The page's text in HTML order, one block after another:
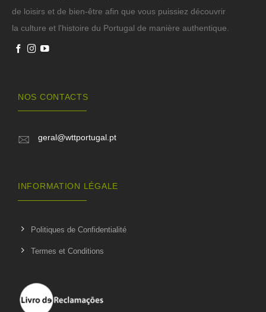
de loisirs et de bien-être afin que vous puissiez découvrir
la culture et l'histoire du Portugal de manière authentique.
NOS CONTACTS
geral@wttportugal.pt
INFORMATION LÉGALE
Politiques de Confidentialité
Termes et Conditions